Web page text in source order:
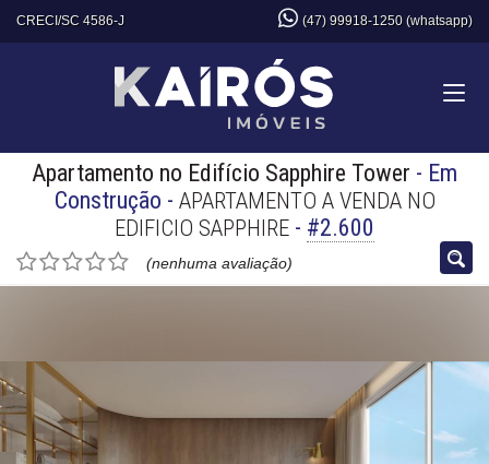
CRECI/SC 4586-J (47) 99918-1250 (whatsapp)
Apartamento no Edifício Sapphire Tower - Em
Construção - APARTAMENTO A VENDA NO
EDIFICIO SAPPHIRE - #2.600
(nenhuma avaliação)